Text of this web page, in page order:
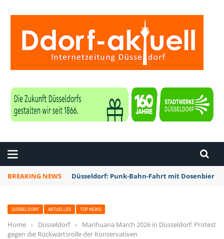
BREAKING NEWS Düsseldorf: Punk-Bahn-Fahrt mit Dosenbier
DÜSSELDORF AKTUELLES TOP NEWS
Home › Düsseldorf ›
Marihuana March 2026 in Düsseldorf: Protest
gegen die Rückwärtsrolle der Konservativen